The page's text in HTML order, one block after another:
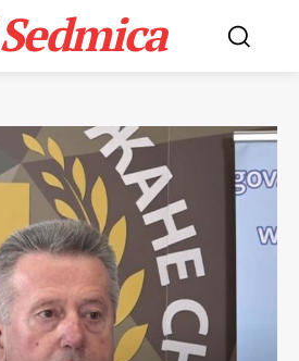
Sedmica